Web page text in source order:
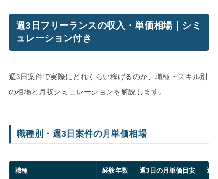
週3日フリーランスの収入・単価相場｜シミ
ュレーション付き
週3日案件で実際にどれくらい稼げるのか、職種・スキル別
の相場と月収シミュレーションを解説します。
職種別・週3日案件の月単価相場
職種 経験年数 週3日の月単価目安 週